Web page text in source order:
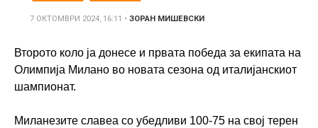
7 ОКТОМВРИ 2024, 16:11 •ЗОРАН МИШЕВСКИ
Второто коло ја донесе и првата победа за екипата на
Олимпија Милано во новата сезона од италијанскиот
шампионат.
Миланезите славеа со убедливи 100-75 на свој терен